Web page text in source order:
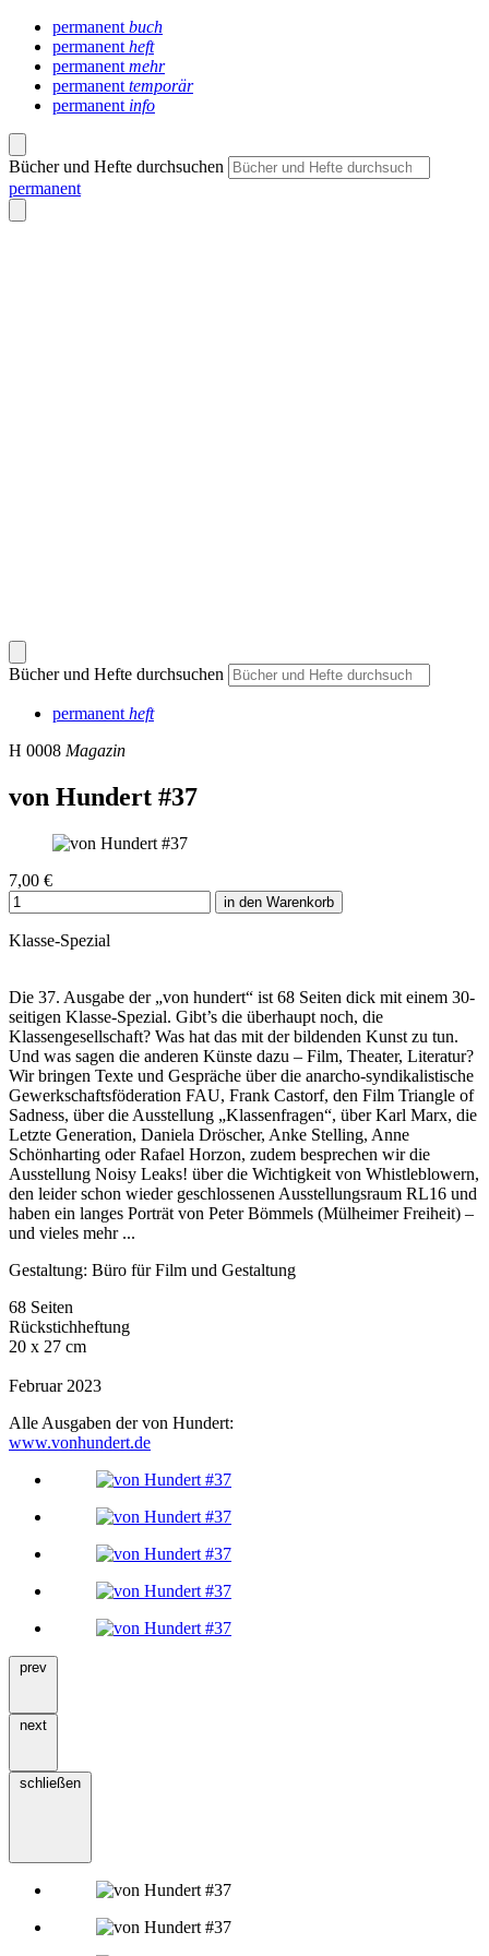
permanent buch
permanent heft
permanent mehr
permanent temporär
permanent info
Bücher und Hefte durchsuchen
permanent
Bücher und Hefte durchsuchen
permanent heft
H 0008 Magazin
von Hundert #37
7,00 €
in den Warenkorb
Klasse-Spezial
Die 37. Ausgabe der „von hundert“ ist 68 Seiten dick mit einem 30-
seitigen Klasse-Spezial. Gibt’s die überhaupt noch, die
Klassengesellschaft? Was hat das mit der bildenden Kunst zu tun.
Und was sagen die anderen Künste dazu – Film, Theater, Literatur?
Wir bringen Texte und Gespräche über die anarcho-syndikalistische
Gewerkschaftsföderation FAU, Frank Castorf, den Film Triangle of
Sadness, über die Ausstellung „Klassenfragen“, über Karl Marx, die
Letzte Generation, Daniela Dröscher, Anke Stelling, Anne
Schönharting oder Rafael Horzon, zudem besprechen wir die
Ausstellung Noisy Leaks! über die Wichtigkeit von Whistleblowern,
den leider schon wieder geschlossenen Ausstellungsraum RL16 und
haben ein langes Porträt von Peter Bömmels (Mülheimer Freiheit) –
und vieles mehr ...
Gestaltung: Büro für Film und Gestaltung
68 Seiten
Rückstichheftung
20 x 27 cm
Februar 2023
Alle Ausgaben der von Hundert:
www.vonhundert.de
prev
next
schließen